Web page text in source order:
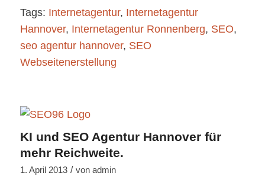
Tags: Internetagentur, Internetagentur
Hannover, Internetagentur Ronnenberg, SEO,
seo agentur hannover, SEO
Webseitenerstellung
KI und SEO Agentur Hannover für
mehr Reichweite.
1. April 2013 / von admin